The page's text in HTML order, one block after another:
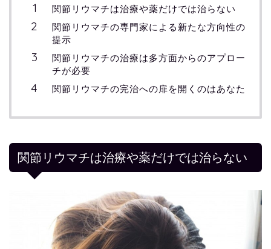
関節リウマチは治療や薬だけでは治らない
関節リウマチの専門家による新たな方向性の
提示
関節リウマチの治療は多方面からのアプロー
チが必要
関節リウマチの完治への扉を開くのはあなた
関節リウマチは治療や薬だけでは治らない